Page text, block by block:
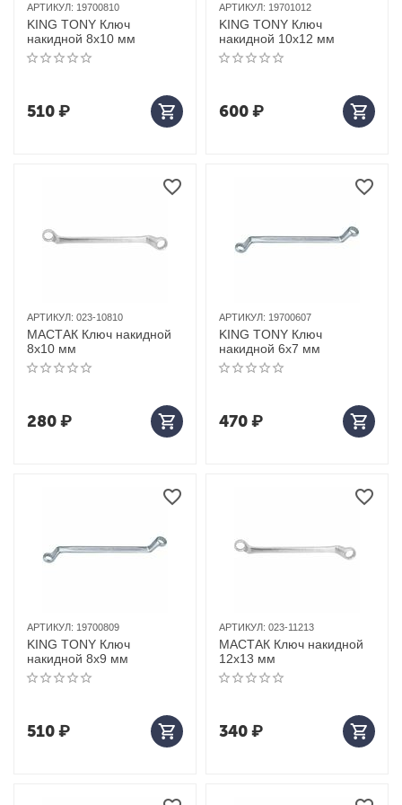
АРТИКУЛ: 19700810
KING TONY Ключ
накидной 8x10 мм
510₽
АРТИКУЛ: 19701012
KING TONY Ключ
накидной 10x12 мм
600₽
АРТИКУЛ: 023-10810
МАСТАК Ключ накидной
8х10 мм
280₽
АРТИКУЛ: 19700607
KING TONY Ключ
накидной 6x7 мм
470₽
АРТИКУЛ: 19700809
KING TONY Ключ
накидной 8x9 мм
510₽
АРТИКУЛ: 023-11213
МАСТАК Ключ накидной
12х13 мм
340₽